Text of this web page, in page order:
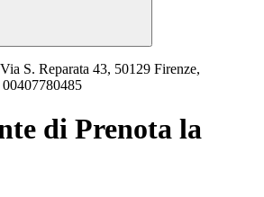
S. Reparata 43, 50129 Firenze,
di Prenota la